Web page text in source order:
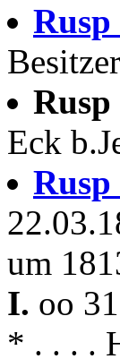
Eck
um
I. oo
* . . . .